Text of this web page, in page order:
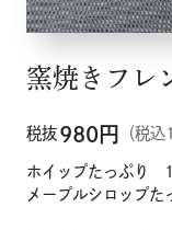
窯焼きフレ
税抜 980円 （税
ホイップたっぷり
メープルシロップ